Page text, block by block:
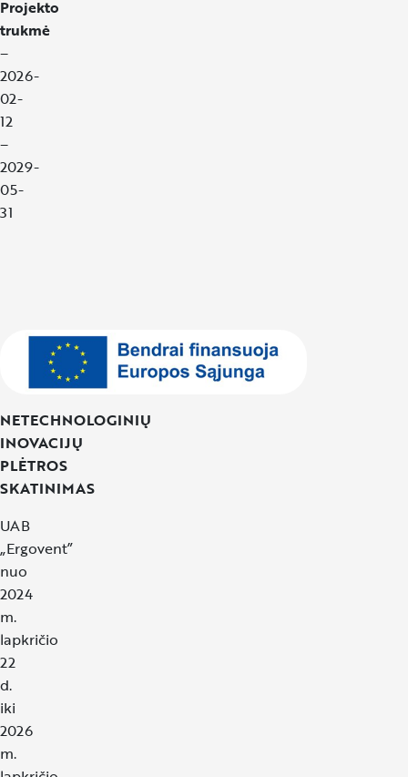
Projekto
trukmė
–
2026-
02-
12
–
2029-
05-
31
NETECHNOLOGINIŲ
INOVACIJŲ
PLĖTROS
SKATINIMAS
UAB
„Ergovent”
nuo
2024
m.
lapkričio
22
d.
iki
2026
m.